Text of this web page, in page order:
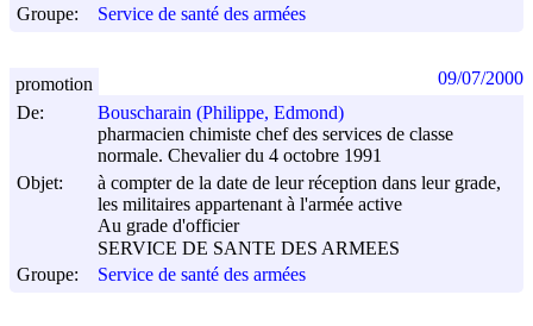
Groupe:
Service de santé des armées
De:
Bouscharain (Philippe, Edmond)
pharmacien chimiste chef des services de classe
normale. Chevalier du 4 octobre 1991
Objet:
à compter de la date de leur réception dans leur grade,
les militaires appartenant à l'armée active
Au grade d'officier
SERVICE DE SANTE DES ARMEES
Groupe:
Service de santé des armées
promotion 09/07/2000